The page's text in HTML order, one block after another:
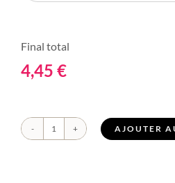
Final total
4,45 €
quantité
AJOUTER